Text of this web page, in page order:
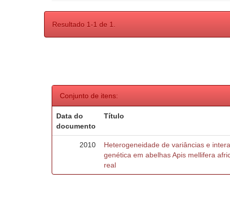
Resultado 1-1 de 1.
Conjunto de itens:
Data do
documento
Título
2010
Heterogeneidade de variâncias e
genética em abelhas Apis mellifera
real